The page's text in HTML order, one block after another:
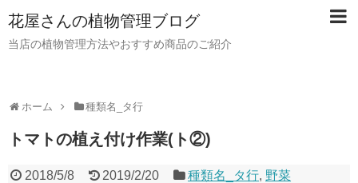
花屋さんの植物管理ブログ
当店の植物管理方法やおすすめ商品のご紹介
ホーム 種類名_タ行
トマトの植え付け作業(ト②)
2018/5/8 2019/2/20 種類名_タ行, 野菜